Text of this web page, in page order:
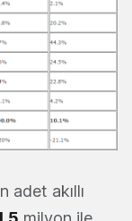
adet akıllı